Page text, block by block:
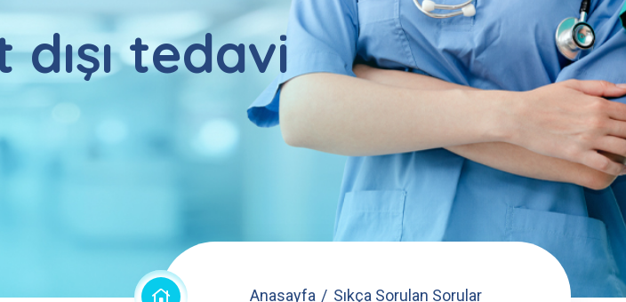
dışı tedavi
Anasayfa Sıkça Sorulan Sorular